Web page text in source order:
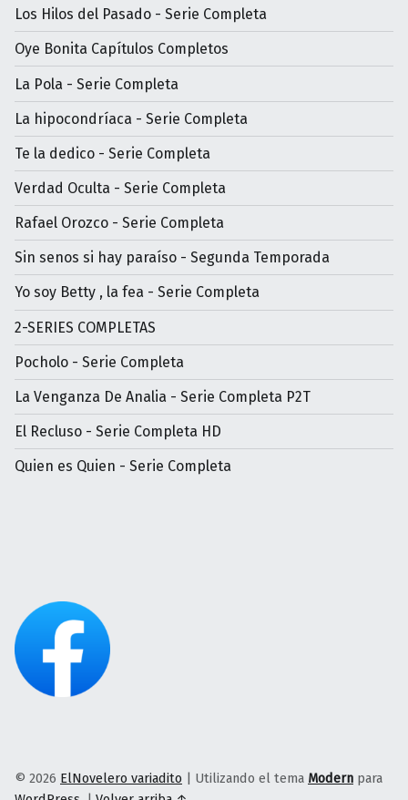
Los Hilos del Pasado - Serie Completa
Oye Bonita Capítulos Completos
La Pola - Serie Completa
La hipocondríaca - Serie Completa
Te la dedico - Serie Completa
Verdad Oculta - Serie Completa
Rafael Orozco - Serie Completa
Sin senos si hay paraíso - Segunda Temporada
Yo soy Betty , la fea - Serie Completa
2-SERIES COMPLETAS
Pocholo - Serie Completa
La Venganza De Analia - Serie Completa P2T
El Recluso - Serie Completa HD
Quien es Quien - Serie Completa
© 2026 ElNovelero variadito | Utilizando el tema Modern para